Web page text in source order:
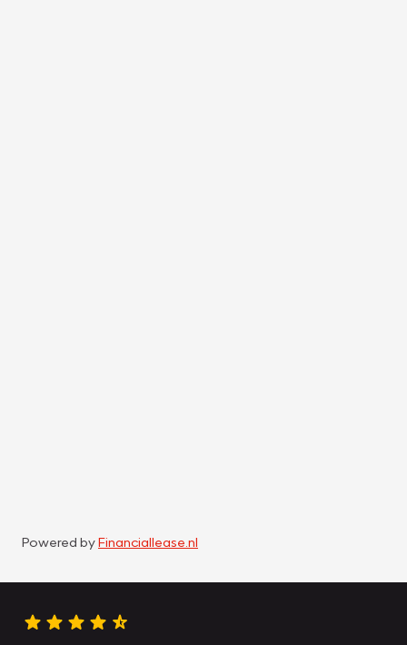
Powered byFinanciallease.nl